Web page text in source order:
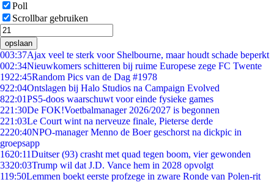
Poll
Scrollbar gebruiken
opslaan
003:37Ajax veel te sterk voor Shelbourne, maar houdt schade beperkt
002:34Nieuwkomers schitteren bij ruime Europese zege FC Twente
1922:45Random Pics van de Dag #1978
922:04Ontslagen bij Halo Studios na Campaign Evolved
822:01PS5-doos waarschuwt voor einde fysieke games
221:30De FOK!Voetbalmanager 2026/2027 is begonnen
221:03Le Court wint na nerveuze finale, Pieterse derde
2220:40NPO-manager Menno de Boer geschorst na dickpic in
groepsapp
1620:11Duitser (93) crasht met quad tegen boom, vier gewonden
3320:03Trump wil dat J.D. Vance hem in 2028 opvolgt
119:50Lemmen boekt eerste profzege in zware Ronde van Polen-rit